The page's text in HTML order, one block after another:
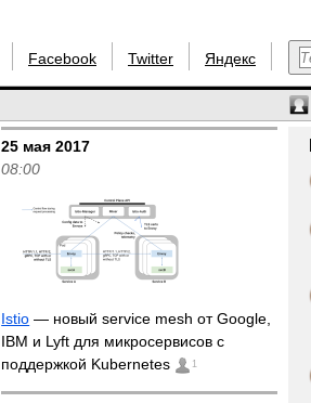
Facebook Twitter Яндекс
25 мая 2017
08:00
Istio — новый service mesh от Google,
IBM и Lyft для микросервисов с
поддержкой Kubernetes
1